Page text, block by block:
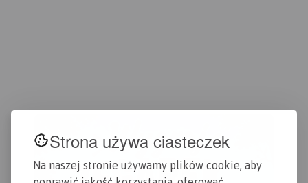
Strona używa ciasteczek
Na naszej stronie używamy plików cookie, aby